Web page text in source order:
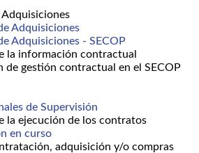
Adquisiciones
Adquisiciones - SECOP
la información contractual
de gestión contractual en el SECOP
de Supervisión
la ejecución de los contratos
en curso
adquisición y/o compras